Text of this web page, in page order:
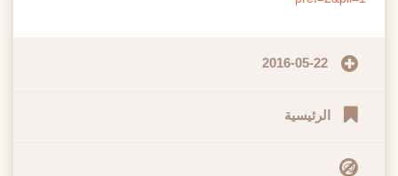
2016-05-22
الرئيسية